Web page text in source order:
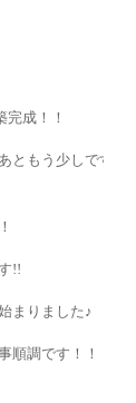
成！！
ともう少しです
!!
まりました♪
順調です！！